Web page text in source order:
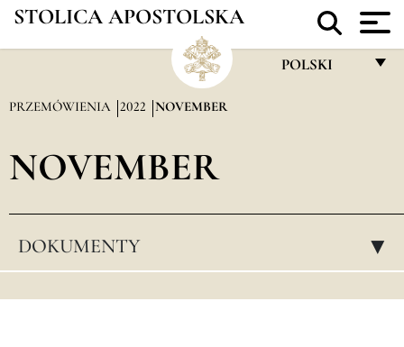
STOLICA APOSTOLSKA
POLSKI
DEUTSCH
PRZEMÓWIENIA 2022 NOVEMBER
NOVEMBER
DOKUMENTY ▸